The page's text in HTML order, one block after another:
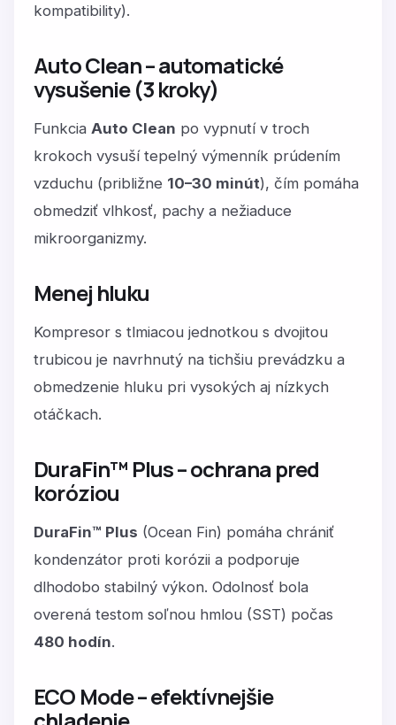
kompatibility).
Auto Clean – automatické
vysušenie (3 kroky)
Funkcia Auto Clean po vypnutí v troch
krokoch vysuší tepelný výmenník prúdením
vzduchu (približne 10–30 minút), čím pomáha
obmedziť vlhkosť, pachy a nežiaduce
mikroorganizmy.
Menej hluku
Kompresor s tlmiacou jednotkou s dvojitou
trubicou je navrhnutý na tichšiu prevádzku a
obmedzenie hluku pri vysokých aj nízkych
otáčkach.
DuraFin™ Plus – ochrana pred
koróziou
DuraFin™ Plus (Ocean Fin) pomáha chrániť
kondenzátor proti korózii a podporuje
dlhodobo stabilný výkon. Odolnosť bola
overená testom soľnou hmlou (SST) počas
480 hodín.
ECO Mode – efektívnejšie